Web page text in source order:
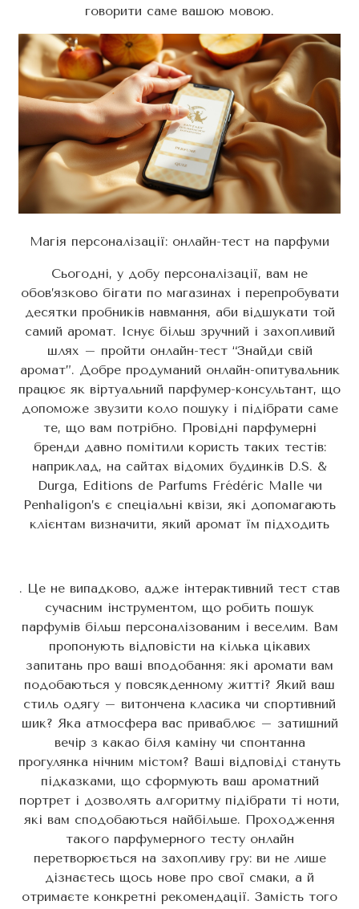
говорити саме вашою мовою.
Магія персоналізації: онлайн-тест на парфуми
Сьогодні, у добу персоналізації, вам не
обов’язково бігати по магазинах і перепробувати
десятки пробників навмання, аби відшукати той
самий аромат. Існує більш зручний і захопливий
шлях – пройти онлайн-тест “Знайди свій
аромат”. Добре продуманий онлайн-опитувальник
працює як віртуальний парфумер-консультант, що
допоможе звузити коло пошуку і підібрати саме
те, що вам потрібно. Провідні парфумерні
бренди давно помітили користь таких тестів:
наприклад, на сайтах відомих будинків D.S. &
Durga, Editions de Parfums Frédéric Malle чи
Penhaligon’s є спеціальні квізи, які допомагають
клієнтам визначити, який аромат їм підходить
. Це не випадково, адже інтерактивний тест став
сучасним інструментом, що робить пошук
парфумів більш персоналізованим і веселим. Вам
пропонують відповісти на кілька цікавих
запитань про ваші вподобання: які аромати вам
подобаються у повсякденному житті? Який ваш
стиль одягу – витончена класика чи спортивний
шик? Яка атмосфера вас приваблює – затишний
вечір з какао біля каміну чи спонтанна
прогулянка нічним містом? Ваші відповіді стануть
підказками, що сформують ваш ароматний
портрет і дозволять алгоритму підібрати ті ноти,
які вам сподобаються найбільше. Проходження
такого парфумерного тесту онлайн
перетворюється на захопливу гру: ви не лише
дізнаєтесь щось нове про свої смаки, а й
отримаєте конкретні рекомендації. Замість того